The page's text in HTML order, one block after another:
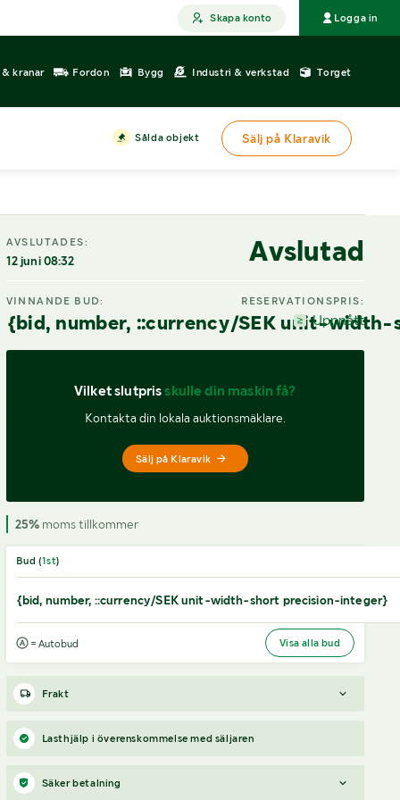
Skapa konto Logga in
kranar Fordon Bygg Industri & verkstad Torget
Sålda objekt Sälj på Klaravik
AVSLUTADES:
12 juni 08:32 Avslutad
VINNANDE BUD:
{bid, number, ::currency/SEK unit-
RESERVATIONSPRIS:
Uppnått
Vilket slutpris skulle din maskin få?
Kontakta din lokala auktionsmäklare.
Sälj på Klaravik
25%moms tillkommer
Bud (1st)
{bid, number, ::currency/SEK unit-width-short precision-integer}
= Autobud Visa alla bud
Frakt
Boka frakt?Det finns ingen specifik information om frakt
för just det här objektet, men om du skickar oss en förfrågan
via vårt
Lasthjälp i överenskommelse med säljaren
Säker betalning